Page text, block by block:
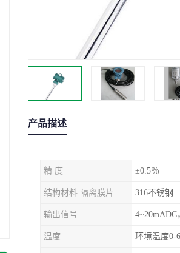
产品描述
精 度 ±0.5％
结构材料 隔离膜片 316不锈钢
输出信号 4~20mADC
温度 环境温度